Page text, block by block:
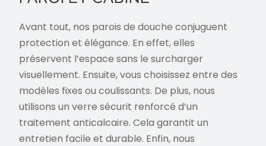
Avant tout, nos parois de douche conjuguent
protection et élégance. En effet, elles
préservent l’espace sans le surcharger
visuellement. Ensuite, vous choisissez entre des
modèles fixes ou coulissants. De plus, nous
utilisons un verre sécurit renforcé d’un
traitement anticalcaire. Cela garantit un
entretien facile et durable. Enfin, nous